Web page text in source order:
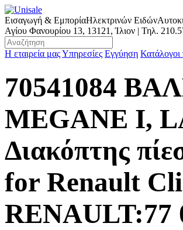
Εισαγωγή & ΕμπορίαΗλεκτρινών Ειδών
Αγίου Φανουρίου 13, 13121, Ίλιον | Τηλ.
Η εταιρεία μαςΥπηρεσίες Εγγύηση Κατάλογοι
70541084
MEGANE I,
Διακόπτης
for Renault
RENAULT:77